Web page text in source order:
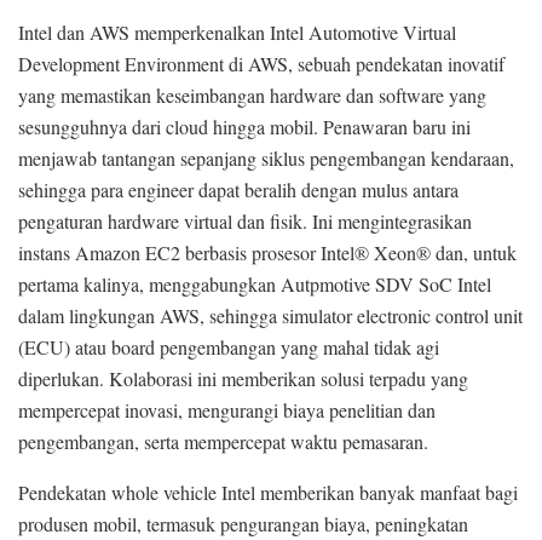
Intel dan AWS memperkenalkan Intel Automotive Virtual
Development Environment di AWS, sebuah pendekatan inovatif
yang memastikan keseimbangan hardware dan software yang
sesungguhnya dari cloud hingga mobil. Penawaran baru ini
menjawab tantangan sepanjang siklus pengembangan kendaraan,
sehingga para engineer dapat beralih dengan mulus antara
pengaturan hardware virtual dan fisik. Ini mengintegrasikan
instans Amazon EC2 berbasis prosesor Intel® Xeon® dan, untuk
pertama kalinya, menggabungkan Autpmotive SDV SoC Intel
dalam lingkungan AWS, sehingga simulator electronic control unit
(ECU) atau board pengembangan yang mahal tidak agi
diperlukan. Kolaborasi ini memberikan solusi terpadu yang
mempercepat inovasi, mengurangi biaya penelitian dan
pengembangan, serta mempercepat waktu pemasaran.
Pendekatan whole vehicle Intel memberikan banyak manfaat bagi
produsen mobil, termasuk pengurangan biaya, peningkatan